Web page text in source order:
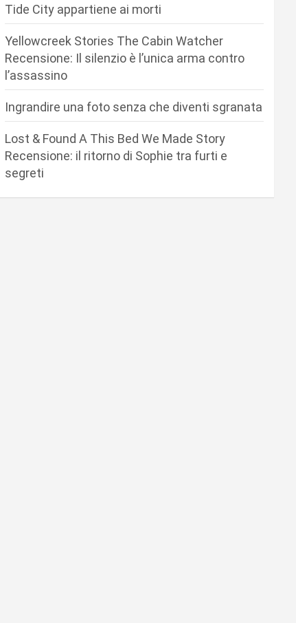
Tide City appartiene ai morti
Yellowcreek Stories The Cabin Watcher
Recensione: Il silenzio è l’unica arma contro
l’assassino
Ingrandire una foto senza che diventi sgranata
Lost & Found A This Bed We Made Story
Recensione: il ritorno di Sophie tra furti e
segreti